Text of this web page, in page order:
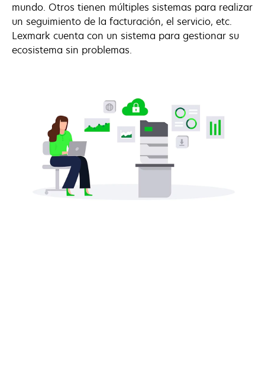
mundo. Otros tienen múltiples sistemas para realizar
un seguimiento de la facturación, el servicio, etc.
Lexmark cuenta con un sistema para gestionar su
ecosistema sin problemas.